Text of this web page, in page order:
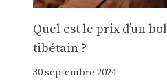
Quel est le prix d’un bol
tibétain ?
30 septembre 2024